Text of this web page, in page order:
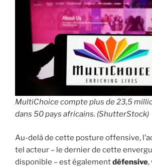
MultiChoice compte plus de 23,5
dans 50 pays africains. (ShutterStock)
Au-delà de cette posture offensive,
tel acteur – le dernier de cette
disponible – est égalementdéfensive,